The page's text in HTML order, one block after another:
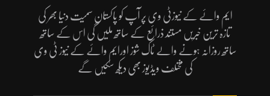
ایم وائے کے نیوزٹی وی پر آپ کو پاکستان سمیت دنیا بھر کی
تازہ ترین خبریں مستند ذرائع کے ساتھ ملیں گی اس کے ساتھ
ساتھ روزانہ ہونے والے ٹاک شوز اورایم وائے کے نیوز ٹی وی
کی مختلف ویڈیوز بھی دیکھ سکیں گے